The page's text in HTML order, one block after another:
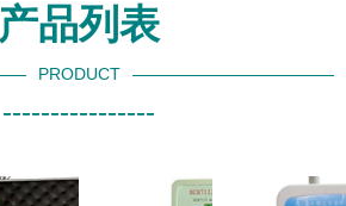
产品列表
PRODUCT
----------------